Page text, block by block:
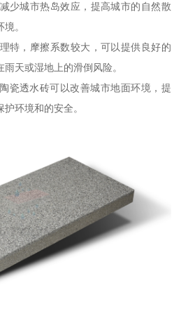
少城市热岛效应，提高城市的自然散
。
特，摩擦系数较大，可以提供良好的
天或湿地上的滑倒风险。
瓷透水砖可以改善城市地面环境，提
环境和的安全。